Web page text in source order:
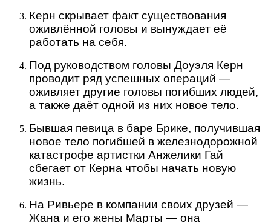
Керн скрывает факт существования
оживлённой головы и вынуждает её
работать на себя.
Под руководством головы Доуэля Керн
проводит ряд успешных операций —
оживляет другие головы погибших людей,
а также даёт одной из них новое тело.
Бывшая певица в баре Брике, получившая
новое тело погибшей в железнодорожной
катастрофе артистки Анжелики Гай
сбегает от Керна чтобы начать новую
жизнь.
На Ривьере в компании своих друзей —
Жана и его жены Марты — она